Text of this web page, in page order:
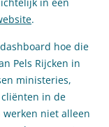
in een
.
hoe die
Pels Rijcken in
ministeries,
in de
werken niet alleen